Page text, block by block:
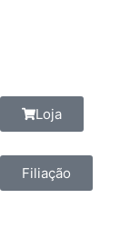
Loja
Filiação